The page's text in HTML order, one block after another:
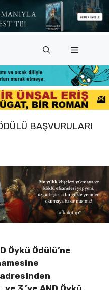
Menü
BAŞVURULARI
Öykü Ödülü’ne
adresinden